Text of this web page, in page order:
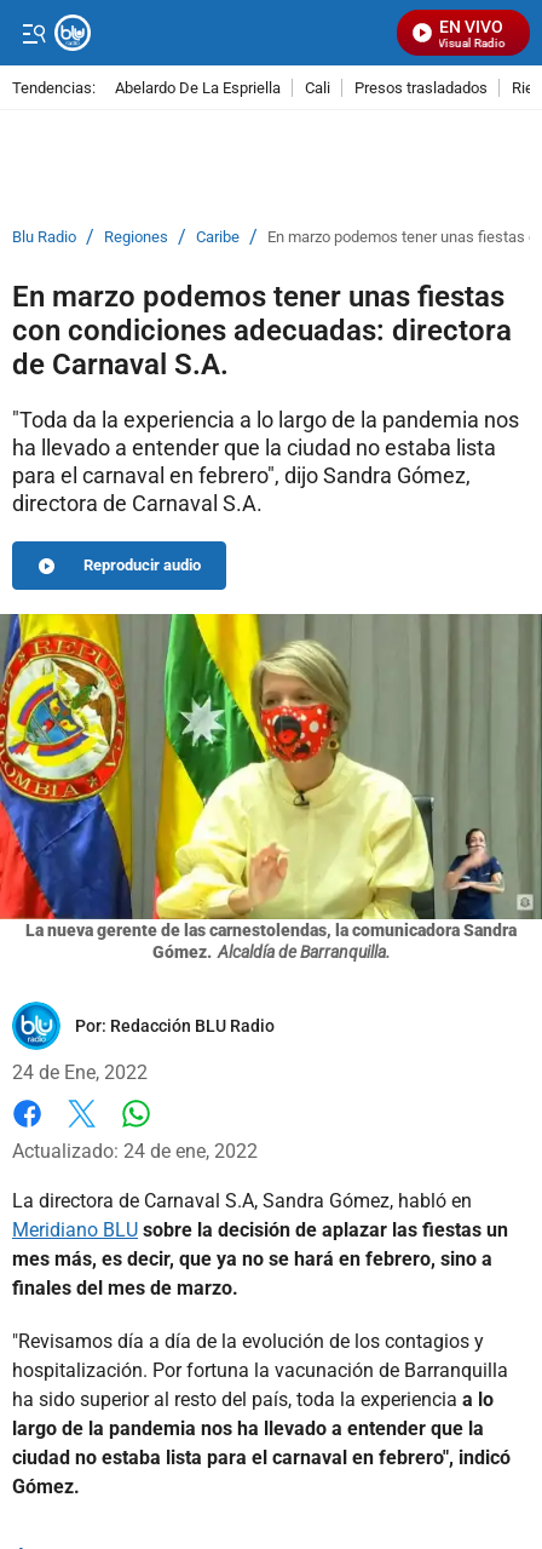
EN VIVO
Señal Visual Radio
Tendencias: Abelardo De La Espriella Cali Presos trasladados
Blu Radio / Regiones / Caribe / En marzo podemos tener unas fiestas
En marzo podemos tener unas fiestas
con condiciones adecuadas: directora
de Carnaval S.A.
"Toda da la experiencia a lo largo de la pandemia nos
ha llevado a entender que la ciudad no estaba lista
para el carnaval en febrero", dijo Sandra Gómez,
directora de Carnaval S.A.
Reproducir audio
La nueva gerente de las carnestolendas, la comunicadora Sandra
Gómez. Alcaldía de Barranquilla.
Por: Redacción BLU Radio
24 de Ene, 2022
Facebook
X
Actualizado: 24 de ene, 2022
La directora de Carnaval S.A, Sandra Gómez, habló en
Meridiano BLU sobre la decisión de aplazar las fiestas un
mes más, es decir, que ya no se hará en febrero, sino a
finales del mes de marzo.
"Revisamos día a día de la evolución de los contagios y
hospitalización. Por fortuna la vacunación de Barranquilla
ha sido superior al resto del país, toda la experiencia a lo
largo de la pandemia nos ha llevado a entender que la
ciudad no estaba lista para el carnaval en febrero", indicó
Gómez.